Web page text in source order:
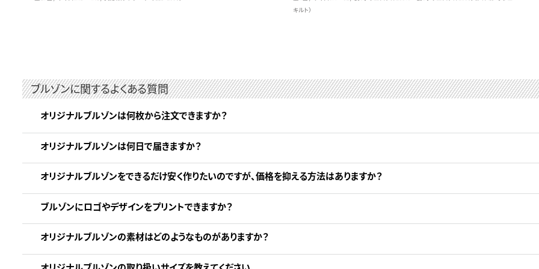
キルト）
ブルゾンに関するよくある質問
オリジナルブルゾンは何枚から注文できますか？
オリジナルブルゾンは何日で届きますか？
オリジナルブルゾンをできるだけ安く作りたいのですが、価格を抑える方法はありますか？
ブルゾンにロゴやデザインをプリントできますか？
オリジナルブルゾンの素材はどのようなものがありますか？